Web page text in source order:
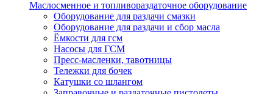
Маслосменное и топливораздаточное оборудование
Оборудование для раздачи смазки
Оборудование для раздачи и сбор масла
Ёмкости для гсм
Насосы для ГСМ
Пресс-масленки, тавотницы
Тележки для бочек
Катушки со шлангом